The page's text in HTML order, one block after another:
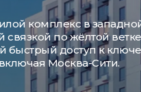
комплекс в
по жёлтой
быстрый доступ к
Москва-Сити.